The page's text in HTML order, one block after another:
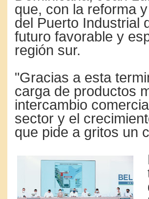
que, con la reforma
del Puerto Industrial
futuro favorable y
región sur.
"Gracias a esta
carga de productos
intercambio
sector y el
que pide a gritos un